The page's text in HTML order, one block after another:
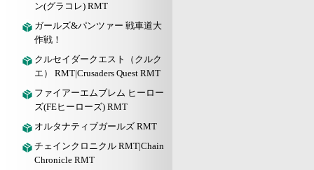
ン(グラコレ) RMT
ガールズ&パンツァー 戦車道大
作戦！
クルセイダークエスト（クルク
エ） RMT|Crusaders Quest RMT
ファイアーエムブレム ヒーロー
ズ(FEヒーローズ) RMT
オルタナティブガールズ RMT
チェインクロニクル RMT|Chain
Chronicle RMT